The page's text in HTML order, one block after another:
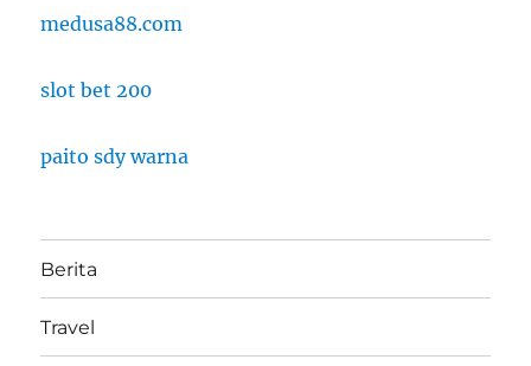
medusa88.com
slot bet 200
paito sdy warna
Berita
Travel